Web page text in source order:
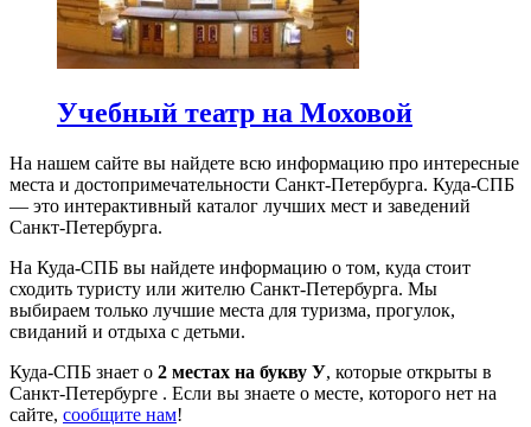
Учебный театр на Моховой
На нашем сайте вы найдете всю информацию про интересные
места и достопримечательности Санкт-Петербурга. Куда-СПБ
— это интерактивный каталог лучших мест и заведений
Санкт-Петербурга.
На Куда-СПБ вы найдете информацию о том, куда стоит
сходить туристу или жителю Санкт-Петербурга. Мы
выбираем только лучшие места для туризма, прогулок,
свиданий и отдыха с детьми.
Куда-СПБ знает о 2 местах на букву У, которые открыты в
Санкт-Петербурге . Если вы знаете о месте, которого нет на
сайте, сообщите нам!